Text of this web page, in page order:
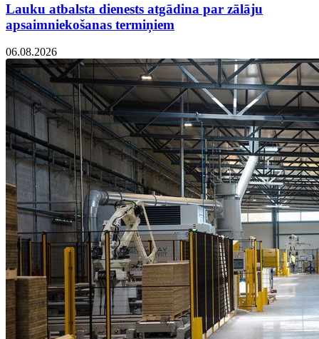
Lauku atbalsta dienests atgādina par zālāju
apsaimniekošanas termiņiem
06.08.2026